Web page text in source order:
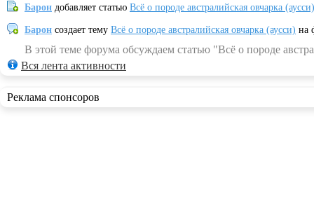
Барон добавляет статью Всё о породе австралийская овчарка (аусси)
Барон создает тему Всё о породе австралийская овчарка (аусси) на
В этой теме форума обсуждаем статью "Всё о породе
Вся лента активности
Реклама спонсоров